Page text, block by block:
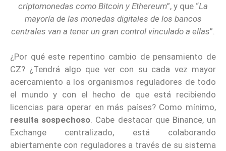
criptomonedas como Bitcoin y Ethereum”, y que “La
mayoría de las monedas digitales de los bancos
centrales van a tener un gran control vinculado a ellas”.
¿Por qué este repentino cambio de pensamiento de
CZ? ¿Tendrá algo que ver con su cada vez mayor
acercamiento a los organismos reguladores de todo
el mundo y con el hecho de que está recibiendo
licencias para operar en más países? Como mínimo,
resulta sospechoso. Cabe destacar que Binance, un
Exchange centralizado, está colaborando
abiertamente con reguladores a través de su sistema